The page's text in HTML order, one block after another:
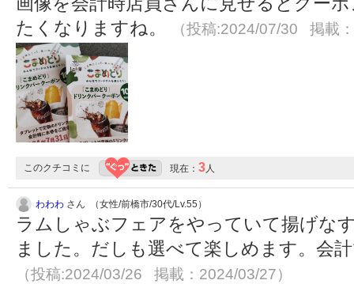
たくなりますね。
（投稿:2024/07/30 掲載
このクチコミに 現在： 3人
わわわ さん （女性/前橋市/30代/Lv.55）
ラムしゃぶフェアをやっていて揚げな
ました。だしも選べて楽しめます。会
（投稿:2024/03/26 掲載：2024/03/27）